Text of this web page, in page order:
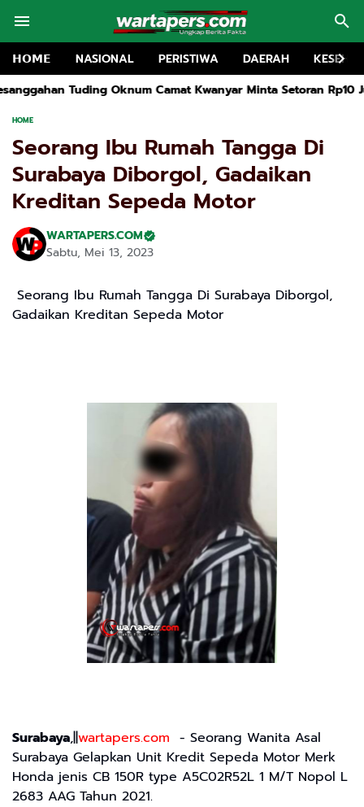
𝗛𝗢𝗠𝗘 NASIONAL PERISTIWA DAERAH
Kwanyar Minta Setoran Rp10 Juta Rakor MKKS dan
HOME
Seorang Ibu Rumah Tangga Di
Surabaya Diborgol, Gadaikan
Kreditan Sepeda Motor
WARTAPERS.COM
Sabtu, Mei 13, 2023
Seorang Ibu Rumah Tangga Di Surabaya Diborgol,
Gadaikan Kreditan Sepeda Motor
Surabaya,||wartapers.com - Seorang Wanita Asal
Surabaya Gelapkan Unit Kredit Sepeda Motor Merk
Honda jenis CB 150R type A5C02R52L 1 M/T Nopol L
2683 AAG Tahun 2021.